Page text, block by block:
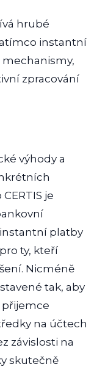
hrubé
instantní
zpracování
výhody a
je
platby
ty, kteří
Nicméně
tak, aby
přijemce
na účtech
závislosti na
skutečně